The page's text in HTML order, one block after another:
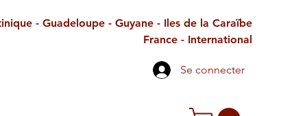
- Guadeloupe - Guyane - Iles de la Caraïbe
France - International
Se connecter